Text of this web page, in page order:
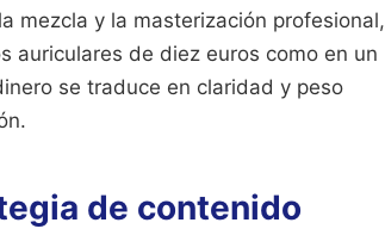
mezcla y la masterización profesional,
auriculares de diez euros como en un
se traduce en claridad y peso
de contenido